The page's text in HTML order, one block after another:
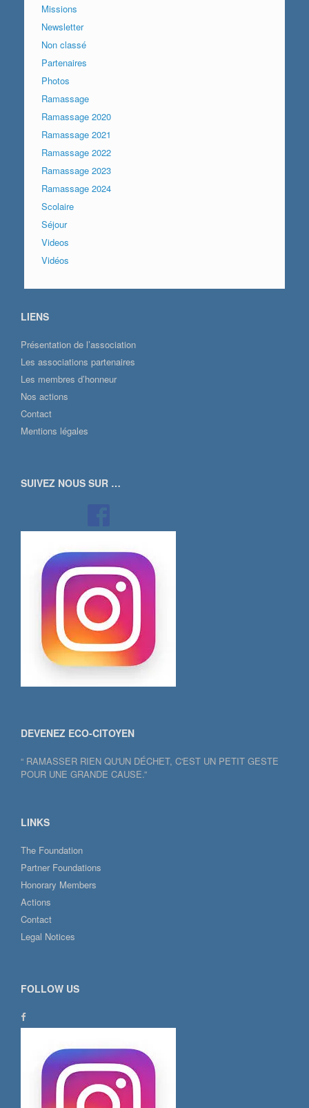
Missions
Newsletter
Non classé
Partenaires
Photos
Ramassage
Ramassage 2020
Ramassage 2021
Ramassage 2022
Ramassage 2023
Ramassage 2024
Scolaire
Séjour
Videos
Vidéos
LIENS
Présentation de l’association
Les associations partenaires
Les membres d’honneur
Nos actions
Contact
Mentions légales
SUIVEZ NOUS SUR …
DEVENEZ ECO-CITOYEN
“ RAMASSER RIEN QU'UN DÉCHET, C'EST UN PETIT GESTE
POUR UNE GRANDE CAUSE.”
LINKS
The Foundation
Partner Foundations
Honorary Members
Actions
Contact
Legal Notices
FOLLOW US